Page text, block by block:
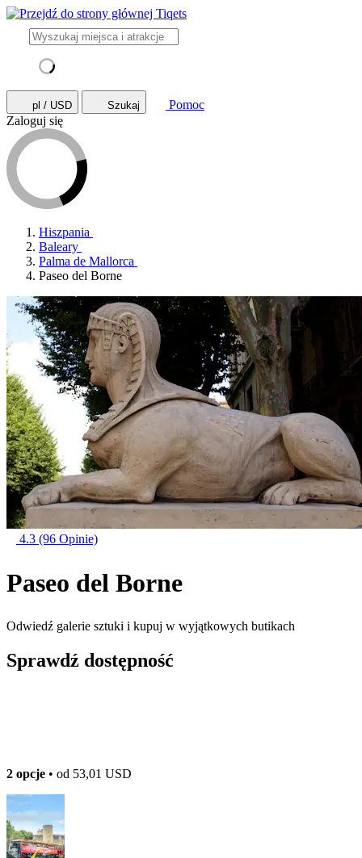
pl / USD Szukaj
Pomoc
Zaloguj się
Hiszpania
Baleary
Palma de Mallorca
Paseo del Borne
4.3 (96 Opinie)
Paseo del Borne
Odwiedź galerie sztuki i kupuj w wyjątkowych butikach
Sprawdź dostępność
2 opcje • od 53,01 USD